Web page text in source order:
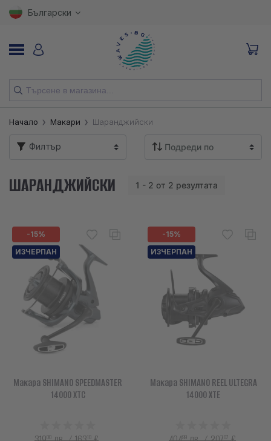
Български
НОВИ
ВЪДИЦИ
КУКИ
ВЛАКНА
АКСЕСОАРИ
ОБЛЕКЛО
НАМАЛЕНИЯ
ЛЮБИМИ
Начало Макари Шаранджийски
Филтър
ШАРАНДЖИЙСКИ 1 - 2 от 2 резултата
-15%
ИЗЧЕРПАН
Макара SHIMANO SPEEDMASTER
14000 XTC
00 10
-15%
ИЗЧЕРПАН
Макара SHIMANO REEL ULTEGRA
14000 XTE
99 07